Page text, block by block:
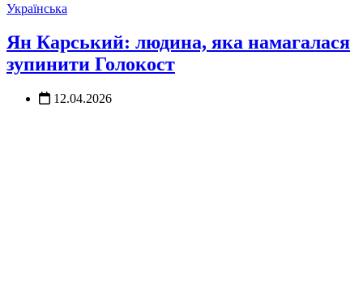
Українська
Ян Карський: людина, яка намагалася
зупинити Голокост
12.04.2026